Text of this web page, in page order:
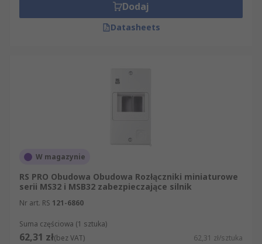
Dodaj
Datasheets
W magazynie
RS PRO Obudowa Obudowa Rozłączniki miniaturowe
serii MS32 i MSB32 zabezpieczające silnik
Nr art. RS 121-6860
Suma częściowa (1 sztuka)
62,31 zł(bez VAT) 62,31 zł/sztuka